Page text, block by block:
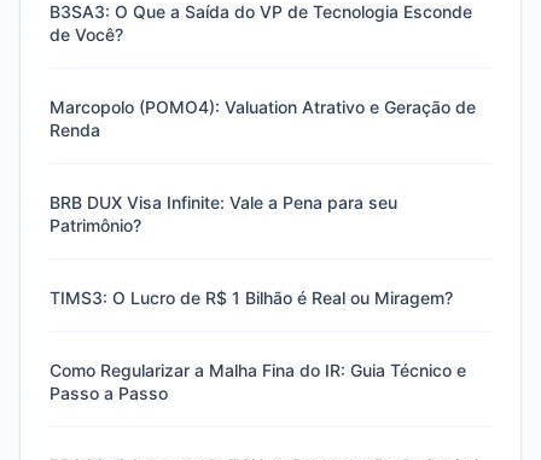
B3SA3: O Que a Saída do VP de Tecnologia Esconde
de Você?
Marcopolo (POMO4): Valuation Atrativo e Geração de
Renda
BRB DUX Visa Infinite: Vale a Pena para seu
Patrimônio?
TIMS3: O Lucro de R$ 1 Bilhão é Real ou Miragem?
Como Regularizar a Malha Fina do IR: Guia Técnico e
Passo a Passo